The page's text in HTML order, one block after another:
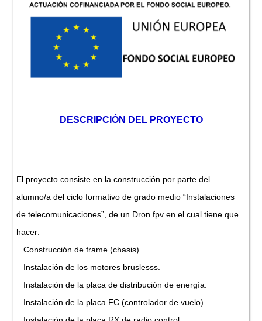
DESCRIPCIÓN DEL PROYECTO
El proyecto consiste en la construcción por parte del
alumno/a del ciclo formativo de grado medio “Instalaciones
de telecomunicaciones”, de un Dron fpv en el cual tiene que
hacer:
Construcción de frame (chasis).
Instalación de los motores bruslesss.
Instalación de la placa de distribución de energía.
Instalación de la placa FC (controlador de vuelo).